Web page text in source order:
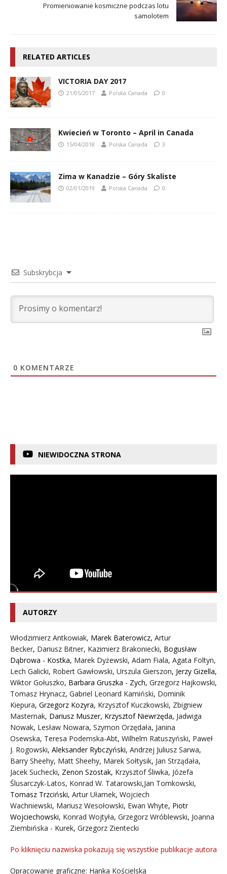
Promieniowanie kosmiczne podczas lotu
samolotem
RELATED ARTICLES
VICTORIA DAY 2017
21/05/2017 Polska Canada 0
Kwiecień w Toronto – April in Canada
15/04/2018 Polska Canada 3
Zima w Kanadzie – Góry Skaliste
02/01/2019 Polska Canada 0
Subskrybcja
0 KOMENTARZE
NIEWIDOCZNA STRONA
AUTORZY
Włodzimierz Antkowiak, Marek Baterowicz, Artur
Becker, Dariusz Bitner, Kazimierz Brakoniecki, Bogusław
Dąbrowa - Kostka, Marek Dyżewski, Adam Fiala, Agata Foltyn,
Lech Galicki, Robert Gawłowski, Urszula Gierszon, Jerzy Gizella,
Wiktor Gołuszko, Barbara Gruszka - Zych, Grzegorz Hajkowski,
Tomasz Hrynacz, Gabriel Leonard Kamiński, Dominik
Kiepura, Grzegorz Kozyra, Krzysztof Kuczkowski, Zbigniew
Masternak, Dariusz Muszer, Krzysztof Niewrzęda, Jadwiga
Nowak, Lesław Nowara, Szymon Orzędała, Janina
Osewska, Teresa Podemska-Abt, Wilhelm Ratuszyński, Paweł
J. Rogowski, Aleksander Rybczyński, Andrzej Juliusz Sarwa,
Barry Sheehy, Matt Sheehy, Marek Sołtysik, Jan Strządała,
Jacek Suchecki, Zenon Szostak, Krzysztof Śliwka, Józefa
Ślusarczyk-Latos, Konrad W. Tatarowski,Jan Tomkowski,
Tomasz Trzciński, Artur Ułamek, Wojciech
Wachniewski, Mariusz Wesołowski, Ewan Whyte, Piotr
Wojciechowski, Konrad Wojtyła, Grzegorz Wróblewski, Joanna
Ziembińska - Kurek, Grzegorz Zientecki
Po kliknięciu nazwiska pokazują się wszystkie publikacje autora
Opracowanie graficzne: Hanka Kościelska